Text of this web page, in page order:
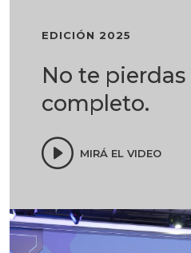
EDICIÓN 2025
No te
completo.
MIRÁ EL VIDEO